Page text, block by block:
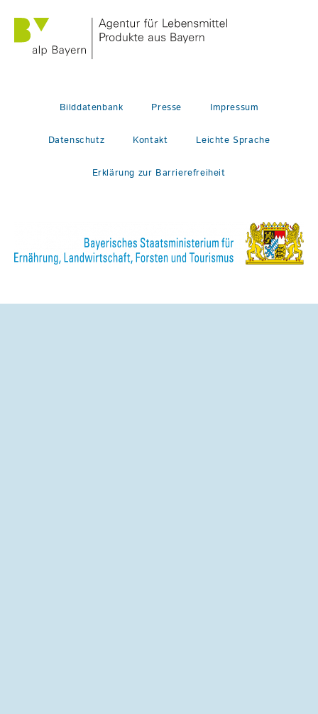
Bilddatenbank Presse Impressum
Datenschutz Kontakt Leichte Sprache
Erklärung zur Barrierefreiheit